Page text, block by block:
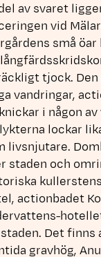
av svaret
vid
små öar
tjock.
vandringar,
i någon
lockar
livsnjutare.
staden och
actionbadet
Det finns
gravhög,